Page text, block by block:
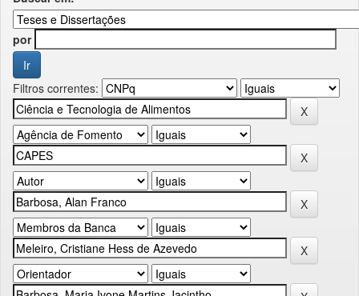
por
Filtros correntes: